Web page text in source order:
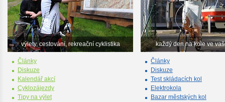
výlety, cestování, rekreační cyklistika
Články
Diskuze
Kalendář akcí
Cyklozájezdy
Tipy na výlet
každý den na kole ve
Články
Diskuze
Test skládacích kol
Elektrokola
Bazar městských kol